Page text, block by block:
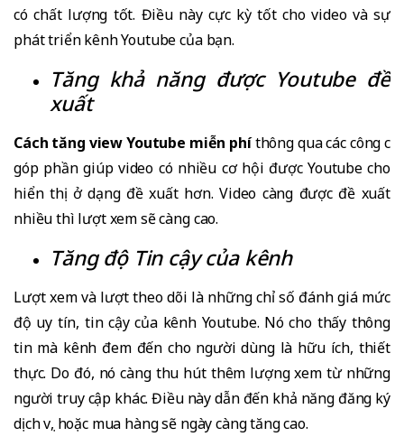
có chất lượng tốt. Điều này cực kỳ tốt cho video và sự
phát triển kênh Youtube của bạn.
Tăng khả năng được Youtube đề
xuất
Cách tăng view Youtube miễn phíthông qua các công cụ
góp phần giúp video có nhiều cơ hội được Youtube cho
hiển thị ở dạng đề xuất hơn. Video càng được đề xuất
nhiều thì lượt xem sẽ càng cao.
Tăng độ Tin cậy của kênh
Lượt xem và lượt theo dõi là những chỉ số đánh giá mức
độ uy tín, tin cậy của kênh Youtube. Nó cho thấy thông
tin mà kênh đem đến cho người dùng là hữu ích, thiết
thực. Do đó, nó càng thu hút thêm lượng xem từ những
người truy cập khác. Điều này dẫn đến khả năng đăng ký
dịch vụ, hoặc mua hàng sẽ ngày càng tăng cao.